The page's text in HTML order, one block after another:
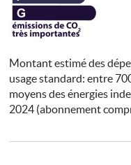
Montant estimé des
usage standard: entre
moyens des énergies
2024 (abonnement